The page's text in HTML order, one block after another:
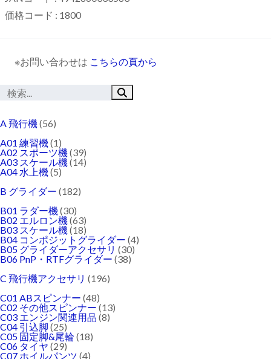
価格コード : 1800
※お問い合わせは こちらの頁から
A 飛行機(56)
A01 練習機(1)
A02 スポーツ機(39)
A03 スケール機(14)
A04 水上機(5)
B グライダー (182)
B01 ラダー機(30)
B02 エルロン機(63)
B03 スケール機(18)
B04 コンポジットグライダー (4)
B05 グライダーアクセサリ (30)
B06 PnP・RTFグライダー (38)
C 飛行機アクセサリ (196)
C01 ABスピンナー (48)
C02 その他スピンナー (13)
C03 エンジン関連用品 (8)
C04 引込脚 (25)
C05 固定脚&尾輪(18)
C06 タイヤ (29)
C07 ホイルパンツ (4)